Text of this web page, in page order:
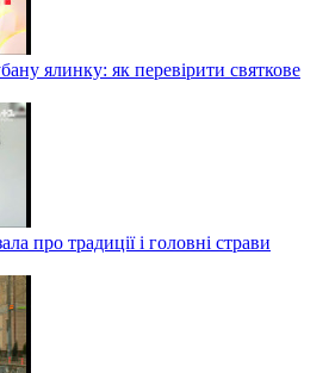
ялинку: як перевірити святкове
про традиції і головні страви